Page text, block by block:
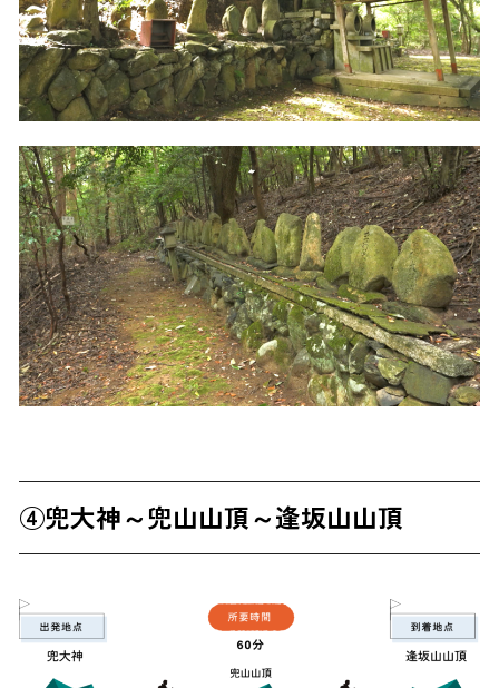
④兜大神～兜山山頂～逢坂山山頂